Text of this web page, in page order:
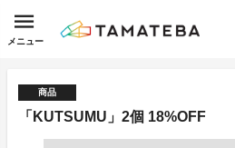
メニュー
商品
「KUTSUMU」2個 18%OFF